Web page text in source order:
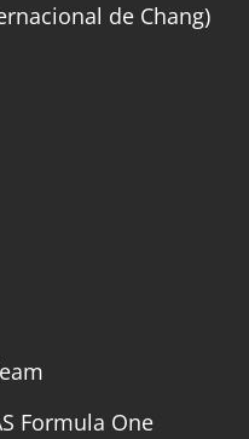
de Chang)
Formula One